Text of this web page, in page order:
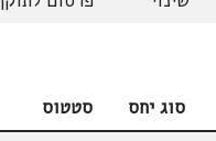
סוג יחס
סטטוס